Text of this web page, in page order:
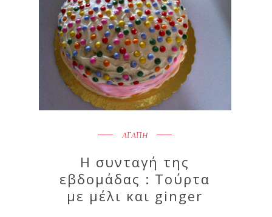
ΑΓΑΠΗ
Η συνταγή της
εβδομάδας : Τούρτα
με μέλι και ginger